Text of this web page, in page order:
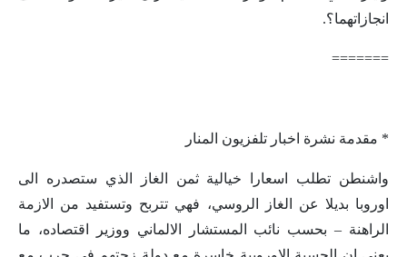
انجازاتهما؟.
=======
* مقدمة نشرة اخبار تلفزيون المنار
واشنطن تطلب اسعارا خيالية ثمن الغاز الذي ستصدره الى
اوروبا بديلا عن الغاز الروسي، فهي تتربح وتستفيد من الازمة
الراهنة – بحسب نائب المستشار الالماني ووزير اقتصاده، ما